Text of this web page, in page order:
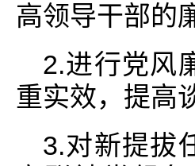
高领导干部的
2.进行党风
重实效，提高
3.对新提拔